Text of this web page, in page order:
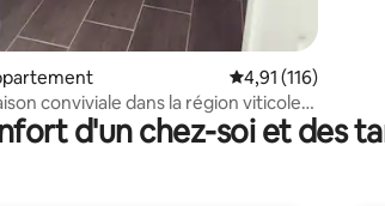
Évaluation
4,91 (116)
conviviale dans la région viticole
d'un chez-soi et des